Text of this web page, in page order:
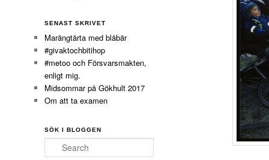
SENAST SKRIVET
Marängtårta med blåbär
#givaktochbitihop
#metoo och Försvarsmakten,
enligt mig.
Midsommar på Gökhult 2017
Om att ta examen
SÖK I BLOGGEN
Search